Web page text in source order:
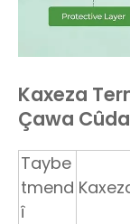
Kaxeza
Çawa
Taybe
tmend
î